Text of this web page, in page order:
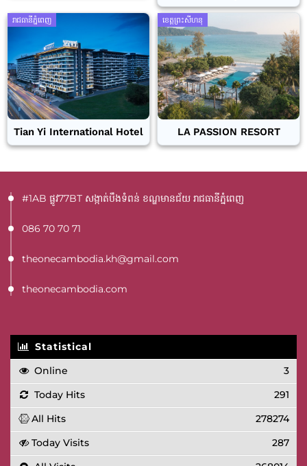
រាជធានីភ្នំពេញ
Tian Yi International Hotel
ខេត្តព្រះសីហនុ
LA PASSION RESORT
#1AB ផ្លូវ77BT​ សង្កាត់បឹងទំពន់ ខណ្ឌមានជ័យ រាជធានីភ្នំពេញ
086 70 70 71
theonecambodia.kh@gmail.com
theonecambodia.com
Statistical
Online
3
Today Hits
291
All Hits
278274
Today Visits
287